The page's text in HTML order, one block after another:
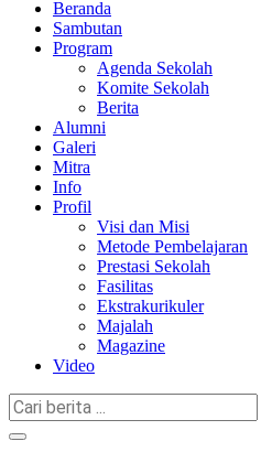
Beranda
Sambutan
Program
Agenda Sekolah
Komite Sekolah
Berita
Alumni
Galeri
Mitra
Info
Profil
Visi dan Misi
Metode Pembelajaran
Prestasi Sekolah
Fasilitas
Ekstrakurikuler
Majalah
Magazine
Video
Cari
berita
...